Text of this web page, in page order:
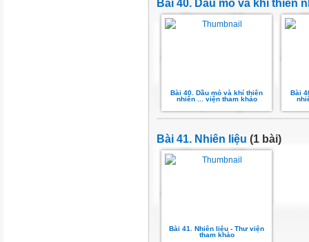
Bài 40. Dầu mỏ và khí thiên
Bài 40. Dầu mỏ và khí thiên
nhiên ... viện tham khảo
Bài
Bài 41. Nhiên liệu (1 bài)
Bài 41. Nhiên liệu - Thư viện
tham khảo